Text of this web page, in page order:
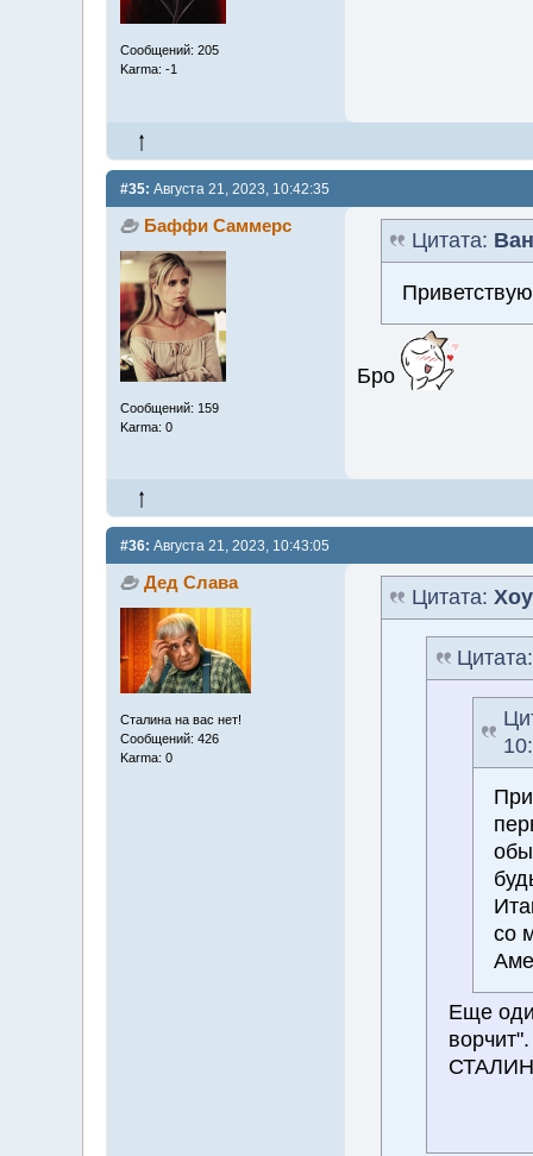
Сообщений: 205
Karma: -1
#35: Августа 21, 2023, 10:42:35
Баффи Саммерс
Сообщений: 159
Karma: 0
Цитата:
Бро
#36: Августа 21, 2023, 10:43:05
Дед Слава
Сталина на вас нет!
Сообщений: 426
Karma: 0
Цитата:
со
Еще
ворчит".